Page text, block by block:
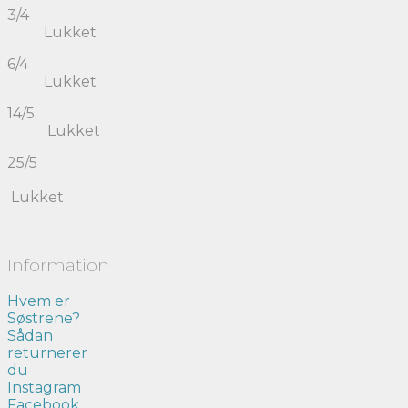
3/4
Lukket
6/4
Lukket
14/5
Lukket
25/5
Lukket
Information
Hvem er
Søstrene?
Sådan
returnerer
du
Instagram